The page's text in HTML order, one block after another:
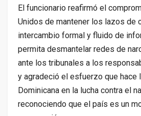
El funcionario reafirmó el
Unidos de mantener los lazos de
intercambio formal y fluido de
permita desmantelar redes de
ante los tribunales a los
y agradeció el esfuerzo que hace
Dominicana en la lucha contra el
reconociendo que el país es un